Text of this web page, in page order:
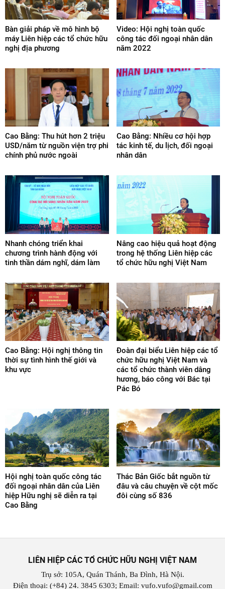
Bàn giải pháp về mô hình bộ
máy Liên hiệp các tổ chức hữu
nghị địa phương
Video: Hội nghị toàn quốc
công tác đối ngoại nhân dân
năm 2022
Cao Bằng: Thu hút hơn 2 triệu
USD/năm từ nguồn viện trợ phi
chính phủ nước ngoài
Cao Bằng: Nhiều cơ hội hợp
tác kinh tế, du lịch, đối ngoại
nhân dân
Nhanh chóng triển khai
chương trình hành động với
tinh thần dám nghĩ, dám làm
Nâng cao hiệu quả hoạt động
trong hệ thống Liên hiệp các
tổ chức hữu nghị Việt Nam
Cao Bằng: Hội nghị thông tin
thời sự tình hình thế giới và
khu vực
Đoàn đại biểu Liên hiệp các tổ
chức hữu nghị Việt Nam và
các tổ chức thành viên dâng
hương, báo công với Bác tại
Pác Bó
Hội nghị toàn quốc công tác
đối ngoại nhân dân của Liên
hiệp Hữu nghị sẽ diễn ra tại
Cao Bằng
Thác Bản Giốc bắt nguồn từ
đâu và câu chuyện về cột mốc
đôi cùng số 836
LIÊN HIỆP CÁC TỔ CHỨC HỮU NGHỊ VIỆT NAM
Trụ sở: 105A, Quán Thánh, Ba Đình, Hà Nội.
Điện thoại: (+84) 24. 3845 6303; Email: vufo.vufo@gmail.com